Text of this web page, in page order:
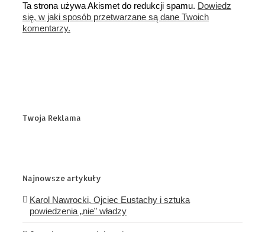
Ta strona używa Akismet do redukcji spamu. Dowiedz
się, w jaki sposób przetwarzane są dane Twoich
komentarzy.
Twoja Reklama
Najnowsze artykuły
Karol Nawrocki, Ojciec Eustachy i sztuka
powiedzenia „nie” władzy